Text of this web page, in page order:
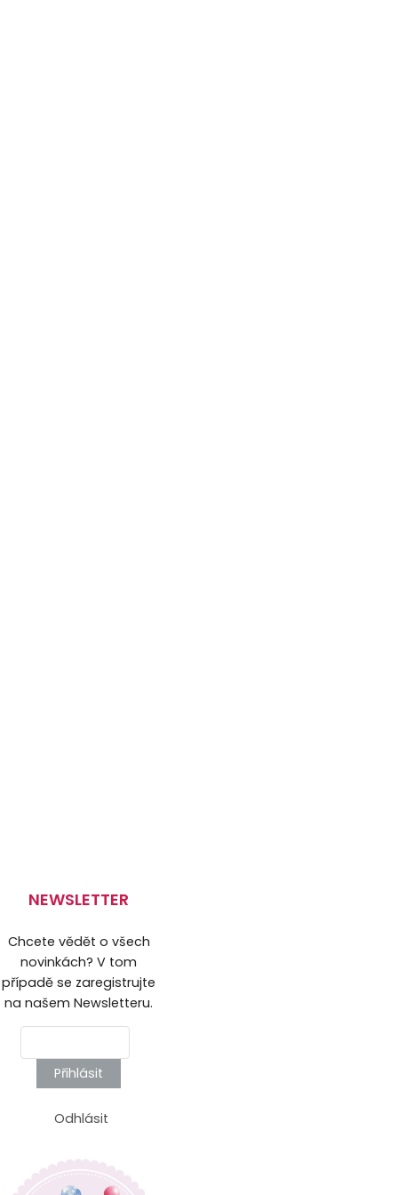
NEWSLETTER
Chcete vědět o všech
novinkách? V tom
případě se zaregistrujte
na našem Newsletteru.
Přihlásit
Odhlásit